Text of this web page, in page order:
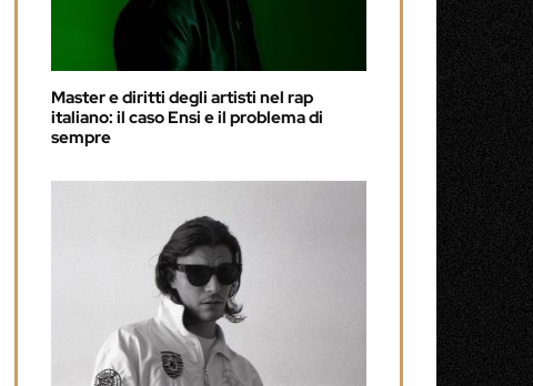
Master e diritti degli artisti nel rap
italiano: il caso Ensi e il problema di
sempre